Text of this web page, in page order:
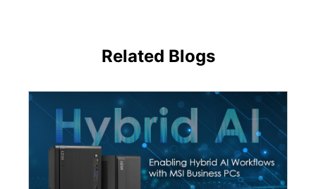
Related Blogs